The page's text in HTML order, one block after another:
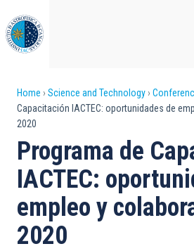
to
main
content
Breadcrumb
Home Science and Technology
Capacitación IACTEC: oportunidades de
2020
Programa de
IACTEC:
empleo y
2020